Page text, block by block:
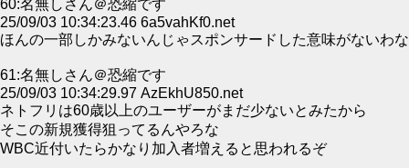
60:名無しさん＠恐縮です
25/09/03 10:34:23.46 6a5vahKf0.net
ほんの一部しかみないんじゃスポンサードした意味がないわな
61:名無しさん＠恐縮です
25/09/03 10:34:29.97 AzEkhU850.net
ネトフリは60歳以上のユーザーがまだ少ないとみたから
そこの新規獲得狙ってるんやろな
WBC近付いたらかなり加入者増えると思われるぞ